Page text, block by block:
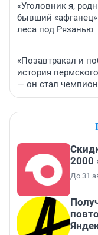
«Уголовник я,
бывший
леса под Рязанью
«Позавтракал и
история
— он стал
2000
До 31